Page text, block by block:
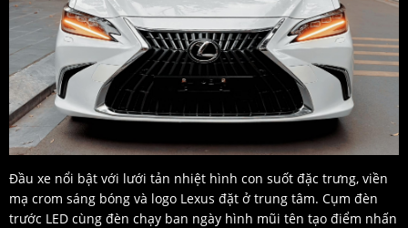
Đầu xe nổi bật với lưới tản nhiệt hình con suốt đặc trưng, viền
mạ crom sáng bóng và logo Lexus đặt ở trung tâm. Cụm đèn
trước LED cùng đèn chạy ban ngày hình mũi tên tạo điểm nhấn